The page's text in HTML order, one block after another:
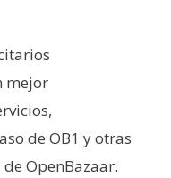
mejor
de OB1 y otras
OpenBazaar.